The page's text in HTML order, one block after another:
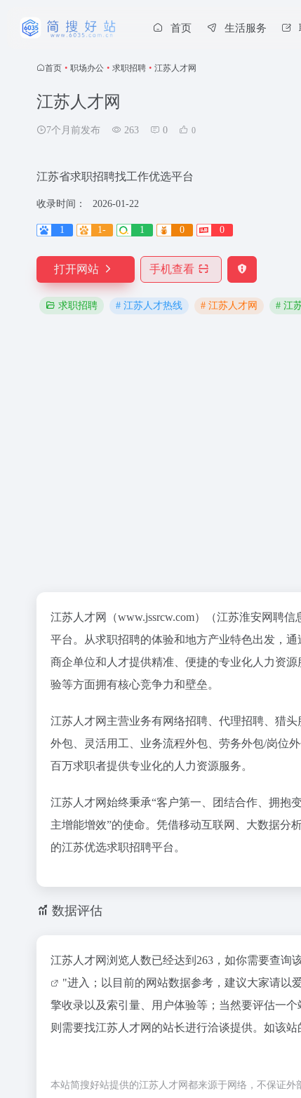
首页 生活服务
首页 • 职场办公 • 求职招聘 • 江苏人才网
江苏人才网
7个月前发布 263 0 0
江苏省求职招聘找工作优选平台
收录时间： 2026-01-22
1 1- 1 0 0
打开网站 手机查看
求职招聘 # 江苏人才热线 # 江苏人才网 # 江
江苏人才网（www.jssrcw.com）（江苏淮安网聘
平台。从求职招聘的体验和地方产业特色出发，
商企单位和人才提供精准、便捷的专业化人力资
验等方面拥有核心竞争力和壁垒。
江苏人才网主营业务有网络招聘、代理招聘、猎
外包、灵活用工、业务流程外包、劳务外包/岗位
百万求职者提供专业化的人力资源服务。
江苏人才网始终秉承“客户第一、团结合作、拥抱
主增能增效”的使命。凭借移动互联网、大数据分
的江苏优选求职招聘平台。
数据评估
江苏人才网浏览人数已经达到263，如你需要查询
"进入；以目前的网站数据参考，建议大家请以
擎收录以及索引量、用户体验等；当然要评估一
则需要找江苏人才网的站长进行洽谈提供。如该站
本站简搜好站提供的江苏人才网都来源于网络，不保证